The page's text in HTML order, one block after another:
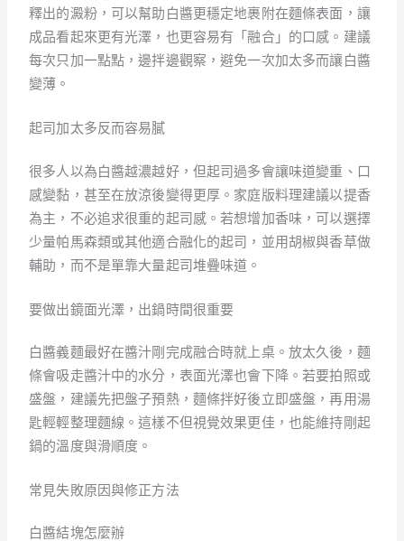
釋出的澱粉，可以幫助白醬更穩定地裹附在麵條表面，讓
成品看起來更有光澤，也更容易有「融合」的口感。建議
每次只加一點點，邊拌邊觀察，避免一次加太多而讓白醬
變薄。
起司加太多反而容易膩
很多人以為白醬越濃越好，但起司過多會讓味道變重、口
感變黏，甚至在放涼後變得更厚。家庭版料理建議以提香
為主，不必追求很重的起司感。若想增加香味，可以選擇
少量帕馬森類或其他適合融化的起司，並用胡椒與香草做
輔助，而不是單靠大量起司堆疊味道。
要做出鏡面光澤，出鍋時間很重要
白醬義麵最好在醬汁剛完成融合時就上桌。放太久後，麵
條會吸走醬汁中的水分，表面光澤也會下降。若要拍照或
盛盤，建議先把盤子預熱，麵條拌好後立即盛盤，再用湯
匙輕輕整理麵線。這樣不但視覺效果更佳，也能維持剛起
鍋的溫度與滑順度。
常見失敗原因與修正方法
白醬結塊怎麼辦